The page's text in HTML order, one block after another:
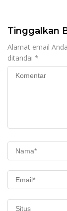
Tinggalkan
Alamat email
ditandai *